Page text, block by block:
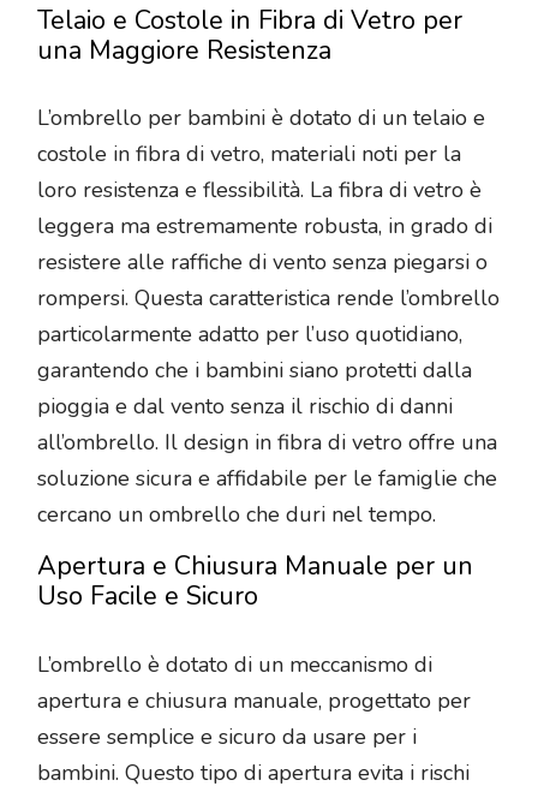
Telaio e Costole in Fibra di Vetro per
una Maggiore Resistenza
L’ombrello per bambini è dotato di un telaio e
costole in fibra di vetro, materiali noti per la
loro resistenza e flessibilità. La fibra di vetro è
leggera ma estremamente robusta, in grado di
resistere alle raffiche di vento senza piegarsi o
rompersi. Questa caratteristica rende l’ombrello
particolarmente adatto per l’uso quotidiano,
garantendo che i bambini siano protetti dalla
pioggia e dal vento senza il rischio di danni
all’ombrello. Il design in fibra di vetro offre una
soluzione sicura e affidabile per le famiglie che
cercano un ombrello che duri nel tempo.
Apertura e Chiusura Manuale per un
Uso Facile e Sicuro
L’ombrello è dotato di un meccanismo di
apertura e chiusura manuale, progettato per
essere semplice e sicuro da usare per i
bambini. Questo tipo di apertura evita i rischi